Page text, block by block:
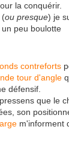
la conquérir.
(ou presque) je
peu boulotte
contreforts
tour d'angle
défensif.
que le
son
m'informent